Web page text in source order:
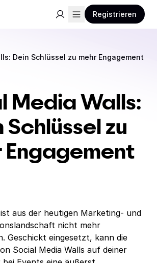
Registrieren
Dein Schlüssel zu mehr Engagement
Media Walls:
Schlüssel zu
Engagement
aus der heutigen Marketing- und
nicht mehr
Geschickt eingesetzt, kann die
Social Media Walls auf deiner